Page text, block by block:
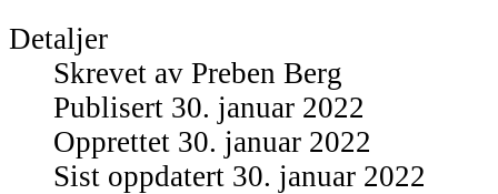
Detaljer
Skrevet av Preben Berg
Publisert 30. januar 2022
Opprettet 30. januar 2022
Sist oppdatert 30. januar 2022